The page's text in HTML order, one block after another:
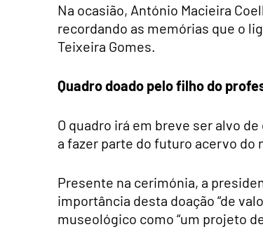
Na ocasião, António Macieira
recordando as memórias que o
Teixeira Gomes.
Quadro doado pelo filho do
O quadro irá em breve ser alvo
a fazer parte do futuro acervo do
Presente na cerimónia, a
importância desta doação “de
museológico como “um projeto